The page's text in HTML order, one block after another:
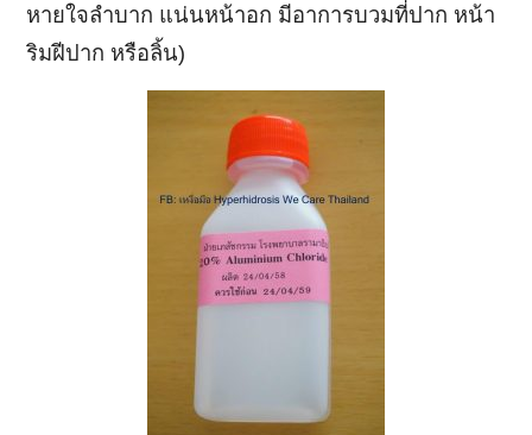
หายใจลำบาก แน่นหน้าอก มีอาการบวมที่ปาก หน้า
ริมฝีปาก หรือลิ้น)